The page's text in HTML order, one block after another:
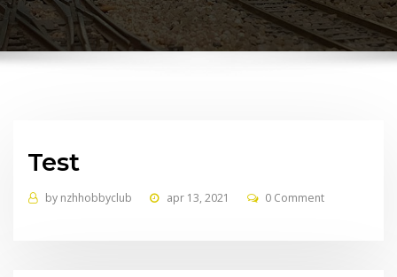
Test
by nzhhobbyclub apr 13, 2021 0 Comment